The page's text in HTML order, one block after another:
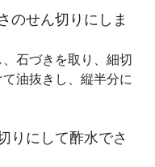
のせん切りにしま
石づきを取り、細切
油抜きし、縦半分に
りにして酢水でさ